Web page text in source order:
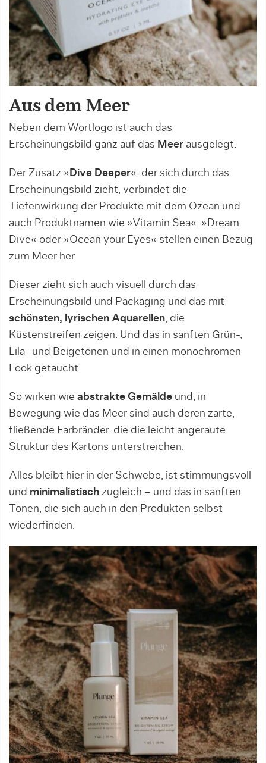
Aus dem Meer
Neben dem Wortlogo ist auch das
Erscheinungsbild ganz auf das Meer ausgelegt.
Der Zusatz » Dive Deeper«, der sich durch das
Erscheinungsbild zieht, verbindet die
Tiefenwirkung der Produkte mit dem Ozean und
auch Produktnamen wie »Vitamin Sea«, »Dream
Dive« oder »Ocean your Eyes« stellen einen Bezug
zum Meer her.
Dieser zieht sich auch visuell durch das
Erscheinungsbild und Packaging und das mit
schönsten, lyrischen Aquarellen, die
Küstenstreifen zeigen. Und das in sanften Grün-,
Lila- und Beigetönen und in einen monochromen
Look getaucht.
So wirken wie abstrakte Gemälde und, in
Bewegung wie das Meer sind auch deren zarte,
fließende Farbränder, die die leicht angeraute
Struktur des Kartons unterstreichen.
Alles bleibt hier in der Schwebe, ist stimmungsvoll
und minimalistisch zugleich – und das in sanften
Tönen, die sich auch in den Produkten selbst
wiederfinden.